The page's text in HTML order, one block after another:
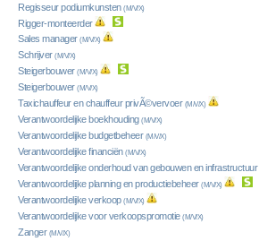
Regisseur podiumkunsten (M/V/X)
Rigger-monteerder
Sales manager (M/V/X)
Schrijver (M/V/X)
Steigerbouwer (M/V/X)
Steigerbouwer (M/V/X)
Taxichauffeur en chauffeur privÃ©vervoer (M/V/X)
Verantwoordelijke boekhouding (M/V/X)
Verantwoordelijke budgetbeheer (M/V/X)
Verantwoordelijke financiën (M/V/X)
Verantwoordelijke onderhoud van gebouwen en infrastructuur
Verantwoordelijke planning en productiebeheer (M/V/X)
Verantwoordelijke verkoop (M/V/X)
Verantwoordelijke voor verkoopspromotie (M/V/X)
Zanger (M/V/X)